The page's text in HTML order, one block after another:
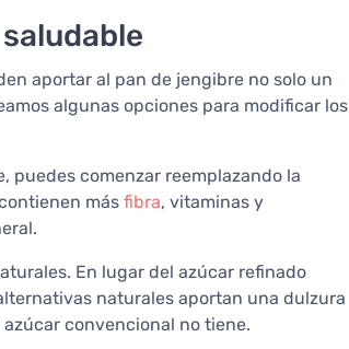
aportar al pan de jengibre no solo un
algunas opciones para modificar los
puedes comenzar reemplazando la
más fibra, vitaminas y
En lugar del azúcar refinado
naturales aportan una dulzura
convencional no tiene.